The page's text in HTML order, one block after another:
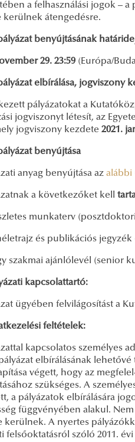
a felhasználási jogok – a
kerülnek átengedésre.
benyújtásának
29. 23:59 (Európa/
elbírálása, jogviszony
pályázatokat a
jogviszonyt létesít, az
jogviszony kezdete 2021.
benyújtása
anyag benyújtása az alábbi
a következőket kell
munkaterv
és publikációs jegyzék
szakmai ajánlólevél (senior
kapcsolattartó:
ügyében felvilágosítást a
feltételek:
kapcsolatos személyes
elbírálásának
végett, hogy az
szükséges. A
a pályázatok elbírálására
függvényében alakul.
kerülnek. A nyertes
felsőoktatásról szóló 2011.